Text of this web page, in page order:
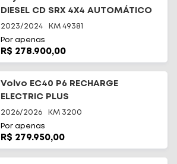
DIESEL CD SRX 4X4 AUTOMÁTICO
2023/2024 KM 49381
Por apenas
R$ 278.900,00
Volvo EC40 P6 RECHARGE
ELECTRIC PLUS
2026/2026 KM 3200
Por apenas
R$ 279.950,00